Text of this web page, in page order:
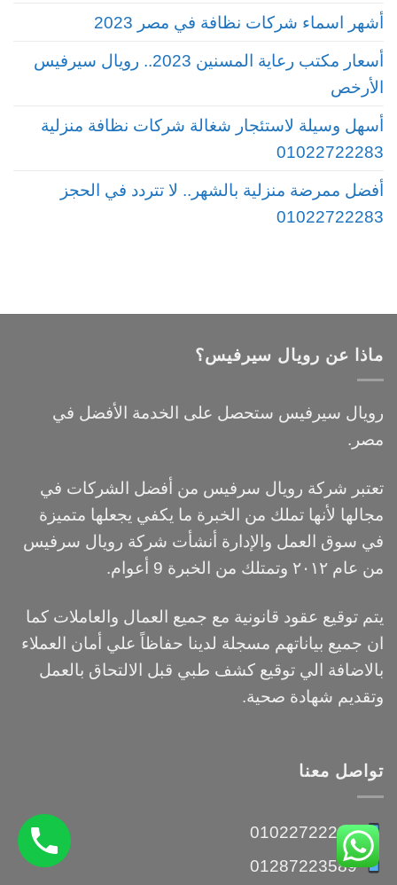
أشهر اسماء شركات نظافة في مصر 2023
أسعار مكتب رعاية المسنين 2023.. رويال سيرفيس
الأرخص
أسهل وسيلة لاستئجار شغالة شركات نظافة منزلية
01022722283
أفضل ممرضة منزلية بالشهر.. لا تتردد في الحجز
01022722283
ماذا عن رويال سيرفيس؟
رويال سيرفيس ستحصل على الخدمة الأفضل في
مصر.
تعتبر شركة رويال سرفيس من أفضل الشركات في
مجالها لأنها تملك من الخبرة ما يكفي يجعلها متميزة
في سوق العمل والإدارة أنشأت شركة رويال سرفيس
من عام ٢٠١٢ وتمتلك من الخبرة 9 أعوام.
يتم توقيع عقود قانونية مع جميع العمال والعاملات كما
ان جميع بياناتهم مسجلة لدينا حفاظاً علي أمان العملاء
بالاضافة الي توقيع كشف طبي قبل الالتحاق بالعمل
وتقديم شهادة صحية.
تواصل معنا
01022722283
01287223589